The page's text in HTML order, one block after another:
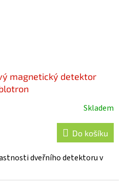
magnetický detektor
Skladem
Do košíku
dveřního detektoru v